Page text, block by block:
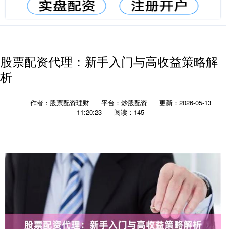
股票配资代理：新手入门与高收益策略解
析
作者：股票配资理财 平台：炒股配资
更新：2026-05-13
11:20:23
阅读：145